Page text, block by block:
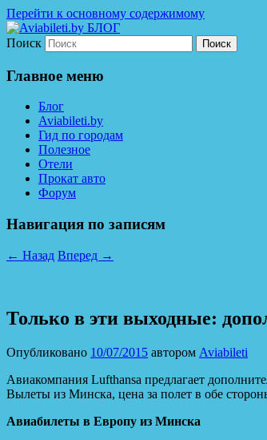
Перейти к основному содержимому
Aviabileti.by БЛОГ
Дешевые авиабилеты по
Поиск
Главное меню
Блог
Aviabileti.by
Гид по городам
Полезное
Отели
Прокат авто
Форум
Навигация по записям
← Назад Вперед →
Только в эти выходные:
Опубликовано 10/07/2015 автором Aviabileti
Авиакомпания Lufthansa предлагает
Вылеты из Минска, цена за полет в обе
Авиабилеты в Европу из Минска